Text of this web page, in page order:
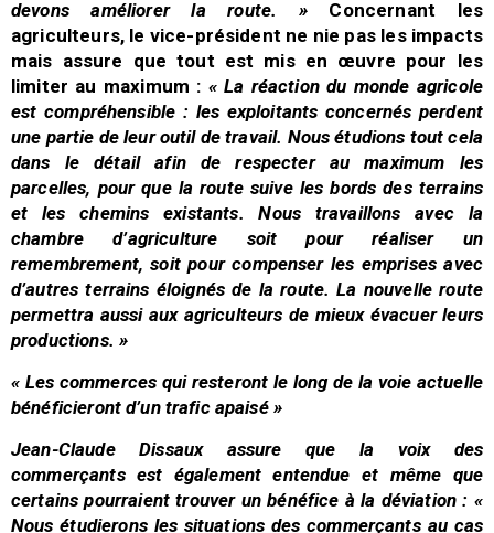
devons améliorer la route. »Concernant les
agriculteurs, le vice-président ne nie pas les impacts
mais assure que tout est mis en œuvre pour les
limiter au maximum : « La réaction du monde agricole
est compréhensible : les exploitants concernés perdent
une partie de leur outil de travail. Nous étudions tout cela
dans le détail afin de respecter au maximum les
parcelles, pour que la route suive les bords des terrains
et les chemins existants. Nous travaillons avec la
chambre d’agriculture soit pour réaliser un
remembrement, soit pour compenser les emprises avec
d’autres terrains éloignés de la route. La nouvelle route
permettra aussi aux agriculteurs de mieux évacuer leurs
productions. »
« Les commerces qui resteront le long de la voie actuelle
bénéficieront d’un trafic apaisé »
Jean-Claude Dissaux assure que la voix des
commerçants est également entendue et même que
certains pourraient trouver un bénéfice à la déviation : «
Nous étudierons les situations des commerçants au cas